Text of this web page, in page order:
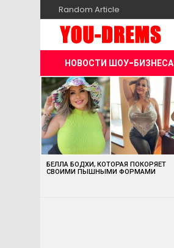
Random Article
НОВОСТИ ШОУ-БИЗНЕСА
MOST
VIEWED
STORIES
БЕЛЛА БОДХИ, КОТОРАЯ ПОКОРЯЕТ
СВОИМИ ПЫШНЫМИ ФОРМАМИ